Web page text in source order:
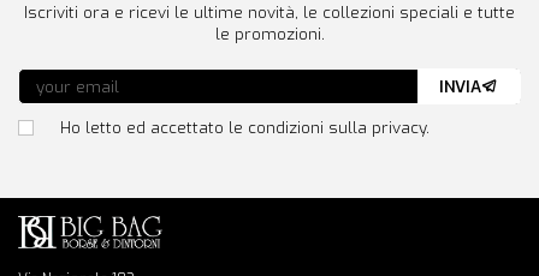
Iscriviti ora e ricevi le ultime novità, le collezioni speciali e tutte
le promozioni.
Ho letto ed accettato le condizioni sulla privacy.
INVIA